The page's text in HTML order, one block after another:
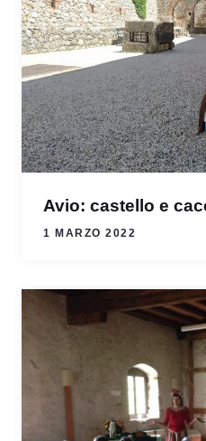
Avio: castello e
1 MARZO 2022